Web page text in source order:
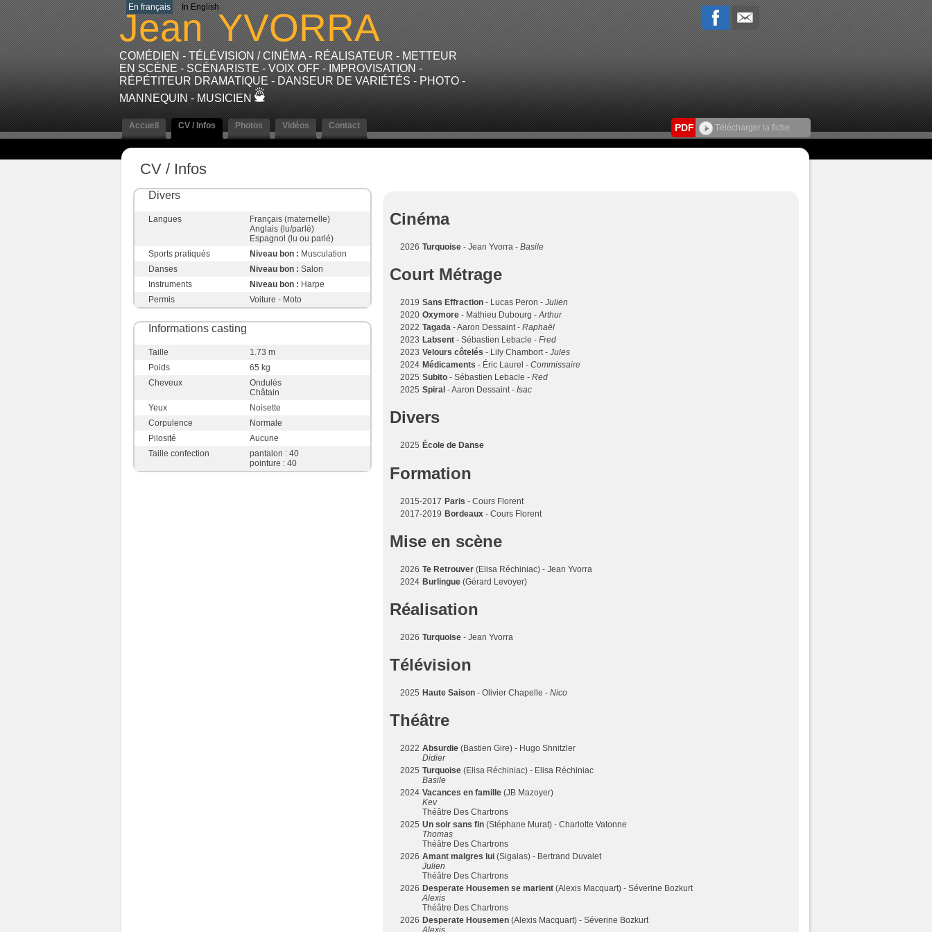
En français In English
Jean YVORRA
COMÉDIEN - TÉLÉVISION / CINÉMA - RÉALISATEUR - METTEUR
EN SCÈNE - SCÉNARISTE - VOIX OFF - IMPROVISATION -
RÉPÉTITEUR DRAMATIQUE - DANSEUR DE VARIÉTÉS - PHOTO -
MANNEQUIN - MUSICIEN
Accueil CV / Infos Photos Vidéos Contact PDF Télécharger la fiche
CV / Infos
Divers
Langues
Français (maternelle)
Anglais (lu/parlé)
Espagnol (lu ou parlé)
Sports pratiqués
Niveau bon : Musculation
Danses
Niveau bon : Salon
Instruments
Niveau bon : Harpe
Permis
Voiture - Moto
Informations casting
Taille
1.73 m
Poids
65 kg
Cheveux
Ondulés
Châtain
Yeux
Noisette
Corpulence
Normale
Pilosité
Aucune
Taille confection
pantalon : 40
pointure : 40
Cinéma
2026 Turquoise - Jean Yvorra - Basile
Court Métrage
2019 Sans Effraction - Lucas Peron - Julien
2020 Oxymore - Mathieu Dubourg -Arthur
2022 Tagada - Aaron Dessaint - Raphaël
2023 Labsent - Sébastien Lebacle - Fred
2023 Velours côtelés - Lily Chambort - Jules
2024 Médicaments - Éric Laurel - Commissaire
2025 Subito - Sébastien Lebacle - Red
2025 Spiral - Aaron Dessaint - Isac
Divers
2025 École de Danse
Formation
2015-2017 Paris - Cours Florent
2017-2019 Bordeaux - Cours Florent
Mise en scène
2026 Te Retrouver (Elisa Réchiniac) - Jean Yvorra
2024 Burlingue (Gérard Levoyer)
Réalisation
2026 Turquoise - Jean Yvorra
Télévision
2025 Haute Saison - Olivier Chapelle - Nico
Théâtre
2022 Absurdie (Bastien Gire) - Hugo Shnitzler
Didier
2025 Turquoise (Elisa Réchiniac) - Elisa Réchiniac
Basile
2024 Vacances en famille (JB Mazoyer)
Kev
Théâtre Des Chartrons
2025 Un soir sans fin (Stéphane Murat) - Charlotte Vatonne
Thomas
Théâtre Des Chartrons
2026 Amant malgres lui (Sigalas) - Bertrand Duvalet
Julien
Théâtre Des Chartrons
2026 Desperate Housemen se marient (Alexis Macquart) - Séverine Bozkurt
Alexis
Théâtre Des Chartrons
2026 Desperate Housemen (Alexis Macquart) - Séverine Bozkurt